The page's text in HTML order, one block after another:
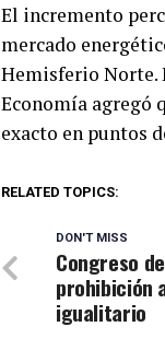
El incremento
mercado
Hemisferio Norte.
Economía agregó
exacto en puntos
RELATED TOPICS:
DON'T MISS
Congreso
prohibición
igualitario